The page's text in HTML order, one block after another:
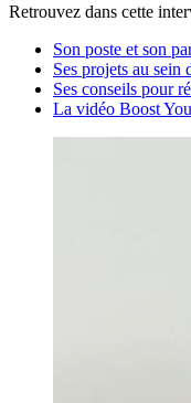
Retrouvez dans cette
Son poste et son
Ses projets au sein
Ses conseils pour
La vidéo Boost